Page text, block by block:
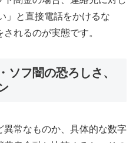
」と直接電話をかけるな
れるのが実態です。
ソフ闇の恐ろしさ、
異常なものか、具体的な数字